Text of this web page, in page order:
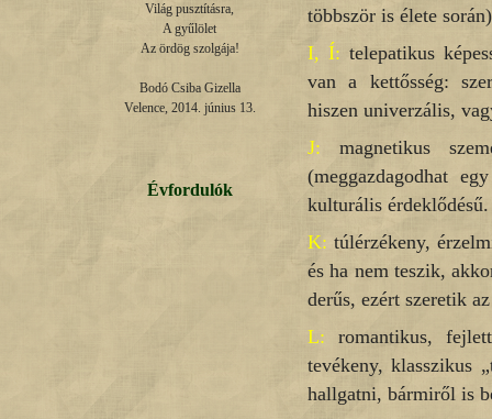
Világ pusztításra,
A gyűlölet
Az ördög szolgája!
Bodó Csiba Gizella
Velence, 2014. június 13.
Évfordulók
többször is élete
I, Í: telepatikus
van a kettősség:
hiszen univerzális,
J: magnetikus
(meggazdagodhat
kulturális érdeklődésű.
K: túlérzékeny,
és ha nem teszik,
derűs, ezért szeretik
L: romantikus,
tevékeny, klasszikus
hallgatni, bármiről is